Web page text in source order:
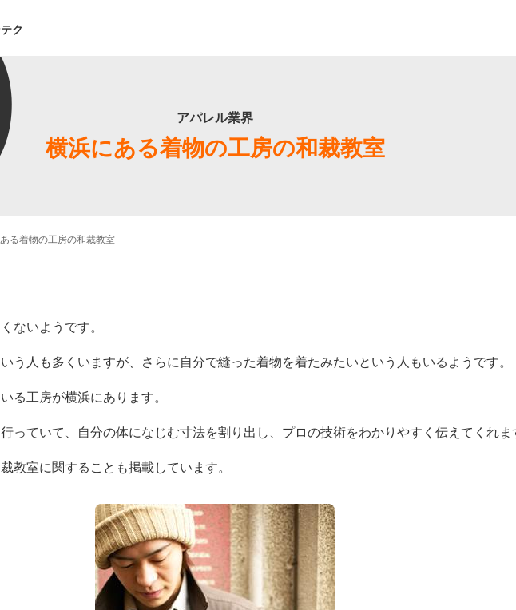
ク
アパレル業界
横浜にある着物の工房の和裁教室
る着物の工房の和裁教室
ないようです。
う人も多くいますが、さらに自分で縫った着物を着たみたいという人もいるようです。
る工房が横浜にあります。
っていて、自分の体になじむ寸法を割り出し、プロの技術をわかりやすく伝えてくれま
教室に関することも掲載しています。